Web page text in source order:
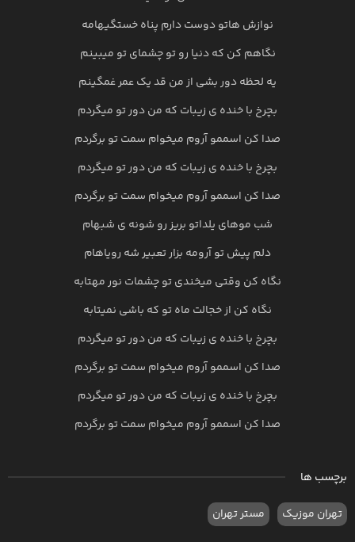
نوازش هاتو دوست دارم پناه خستگیهامه
نگاهم کن که دنیا رو تو چشمای تو میبینم
یه لحظه دور بشی از من قد یک عمر غمگینم
بچرخ با خنده ی زیبات که من دور تو میگردم
صدا کن اسممو آروم میخوام سمت تو برگردم
بچرخ با خنده ی زیبات که من دور تو میگردم
صدا کن اسممو آروم میخوام سمت تو برگردم
شب موهای یلداتو بریز رو شونه ی شبهام
دلم پیش تو آرومه بزار تعبیر شه رویاهام
نگاه کن وقتی میخندی تو چشمات نور مهتابه
نگاه کن از خجالت ماه تو که باشی نمیتابه
بچرخ با خنده ی زیبات که من دور تو میگردم
صدا کن اسممو آروم میخوام سمت تو برگردم
بچرخ با خنده ی زیبات که من دور تو میگردم
صدا کن اسممو آروم میخوام سمت تو برگردم
برچسب ها
تهران موزیک مستر تهران